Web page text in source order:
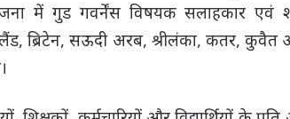
में गुड गवर्नेंस विषयक सलाहकार एवं
ब्रिटेन, सऊदी अरब, श्रीलंका, कतर,